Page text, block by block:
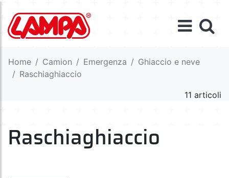
Home Camion Emergenza
Ghiaccio e neve
Raschiaghiaccio
11 articoli
Raschiaghiaccio